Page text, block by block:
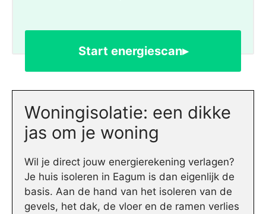
Start energiescan▸
Woningisolatie: een dikke
jas om je woning
Wil je direct jouw energierekening verlagen?
Je huis isoleren in Eagum is dan eigenlijk de
basis. Aan de hand van het isoleren van de
gevels, het dak, de vloer en de ramen verlies